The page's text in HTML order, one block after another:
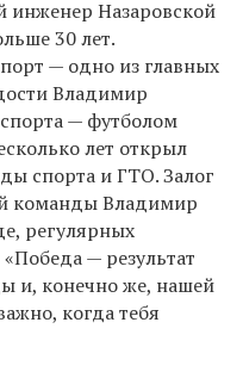
Назаровской
30 лет.
— одно из главных
Владимир
— футболом
лет открыл
спорта и ГТО. Залог
команды Владимир
регулярных
— результат
и, конечно же, нашей
когда тебя